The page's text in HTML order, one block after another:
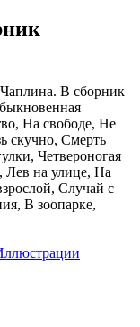
В сборник
На свободе, Не
скучно, Смерть
Четвероногая
Лев на улице, На
Случай с
В зоопарке,